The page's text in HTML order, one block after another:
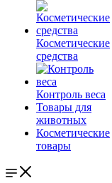
Косметические
средства
Контроль веса
Товары для
животных
Косметические
товары